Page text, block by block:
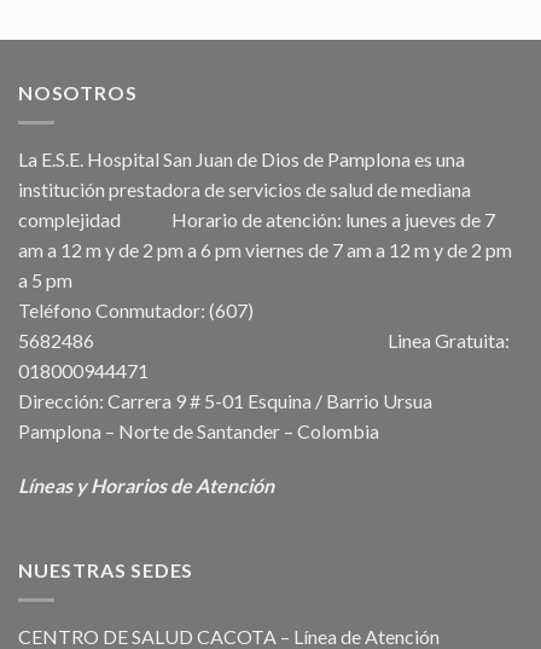
NOSOTROS
La E.S.E. Hospital San Juan de Dios de Pamplona es una
institución prestadora de servicios de salud de mediana
complejidad Horario de atención: lunes a jueves de 7
am a 12 m y de 2 pm a 6 pm viernes de 7 am a 12 m y de 2 pm
a 5 pm
Teléfono Conmutador: (607)
5682486 Linea Gratuita:
018000944471
Dirección: Carrera 9 # 5-01 Esquina / Barrio Ursua
Pamplona – Norte de Santander – Colombia
Líneas y Horarios de Atención
NUESTRAS SEDES
CENTRO DE SALUD CACOTA – Línea de Atención